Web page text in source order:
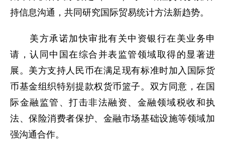
持信息沟通，共同研究国际贸易统计方法新趋势。
美方承诺加快审批有关中资银行在美业务申
请，认同中国在综合并表监管领域取得的显著进
展。美方支持人民币在满足现有标准时加入国际货
币基金组织特别提款权货币篮子。双方同意，在国
际金融监管、打击非法融资、金融领域税收和执
法、保险消费者保护、金融市场基础设施等领域加
强沟通合作。